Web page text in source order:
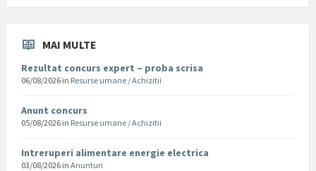
MAI MULTE
Rezultat concurs expert – proba scrisa
06/08/2026 in Resurse umane / Achizitii
Anunt concurs
05/08/2026 in Resurse umane / Achizitii
Intreruperi alimentare energie electrica
03/08/2026 in Anunturi